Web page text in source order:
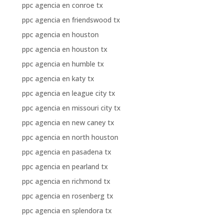
ppc agencia en conroe tx
ppc agencia en friendswood tx
ppc agencia en houston
ppc agencia en houston tx
ppc agencia en humble tx
ppc agencia en katy tx
ppc agencia en league city tx
ppc agencia en missouri city tx
ppc agencia en new caney tx
ppc agencia en north houston
ppc agencia en pasadena tx
ppc agencia en pearland tx
ppc agencia en richmond tx
ppc agencia en rosenberg tx
ppc agencia en splendora tx